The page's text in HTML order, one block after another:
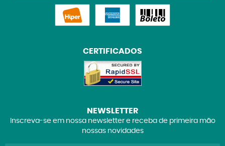
CERTIFICADOS
NEWSLETTER
Inscreva-se em nossa newsletter e receba de primeira mão
nossas novidades